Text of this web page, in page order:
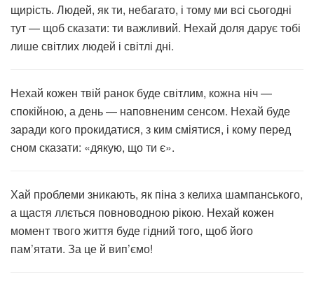
щирість. Людей, як ти, небагато, і тому ми всі сьогодні
тут — щоб сказати: ти важливий. Нехай доля дарує тобі
лише світлих людей і світлі дні.
Нехай кожен твій ранок буде світлим, кожна ніч —
спокійною, а день — наповненим сенсом. Нехай буде
заради кого прокидатися, з ким сміятися, і кому перед
сном сказати: «дякую, що ти є».
Хай проблеми зникають, як піна з келиха шампанського,
а щастя ллється повноводною рікою. Нехай кожен
момент твого життя буде гідний того, щоб його
пам’ятати. За це й вип’ємо!